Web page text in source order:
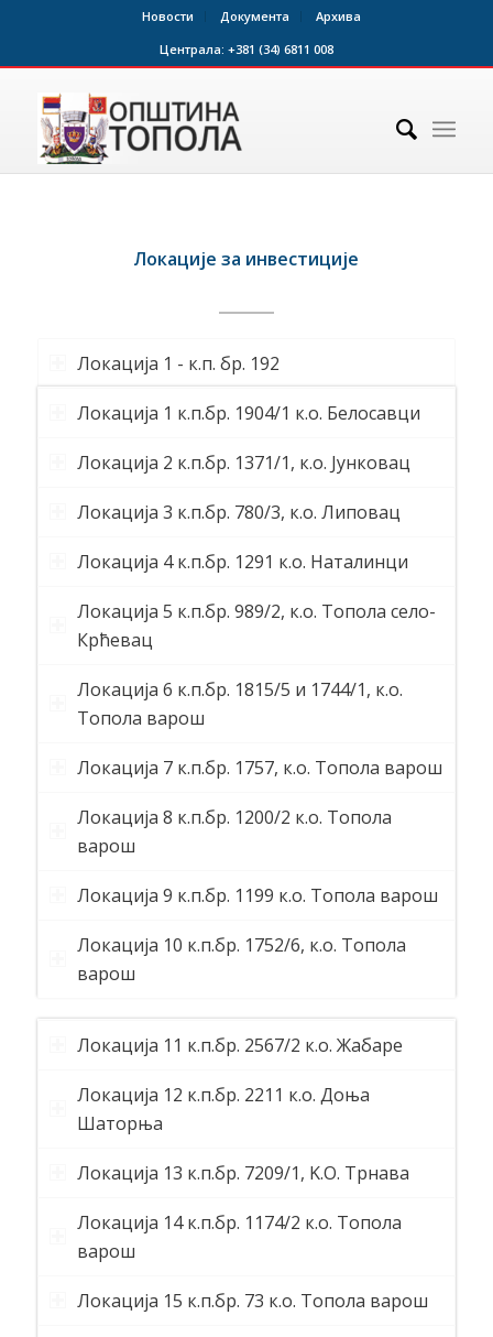
Новости Документа
Архива
Централа: +381 (34) 6811 008
Локације за инвестиције
Локација 1 - к.п. бр. 192
Локација 1 к.п.бр. 1904/1 к.о. Белосавци
Локација 2 к.п.бр. 1371/1, к.о. Јунковац
Локација 3 к.п.бр. 780/3, к.о. Липовац
Локација 4 к.п.бр. 1291 к.о. Наталинци
Локација 5 к.п.бр. 989/2, к.о. Топола село-
Крћевац
Локација 6 к.п.бр. 1815/5 и 1744/1, к.о.
Tопола варош
Локација 7 к.п.бр. 1757, к.о. Tопола варош
Локација 8 к.п.бр. 1200/2 к.о. Топола
варош
Локација 9 к.п.бр. 1199 к.о. Tопола варош
Локација 10 к.п.бр. 1752/6, к.о. Tопола
варош
Локација 11 к.п.бр. 2567/2 к.о. Жабаре
Локација 12 к.п.бр. 2211 к.о. Доња
Шаторња
Локација 13 к.п.бр. 7209/1, K.O. Трнава
Локација 14 к.п.бр. 1174/2 к.о. Tопола
варош
Локација 15 к.п.бр. 73 к.о. Tопола варош